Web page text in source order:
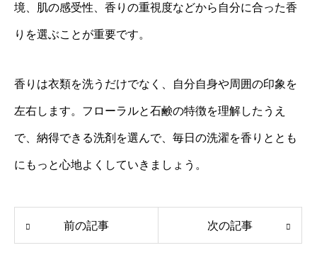
境、肌の感受性、香りの重視度などから自分に合った香
りを選ぶことが重要です。
香りは衣類を洗うだけでなく、自分自身や周囲の印象を
左右します。フローラルと石鹸の特徴を理解したうえ
で、納得できる洗剤を選んで、毎日の洗濯を香りととも
にもっと心地よくしていきましょう。
前の記事 次の記事